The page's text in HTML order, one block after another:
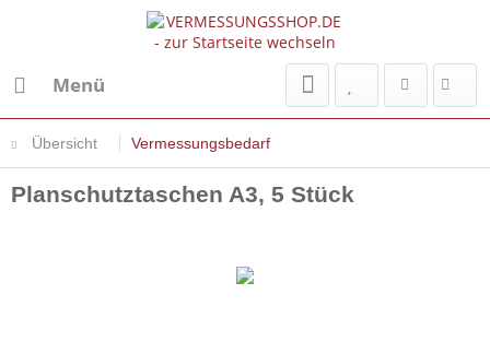
Menü
Übersicht Vermessungsbedarf
Planschutztaschen A3, 5 Stück